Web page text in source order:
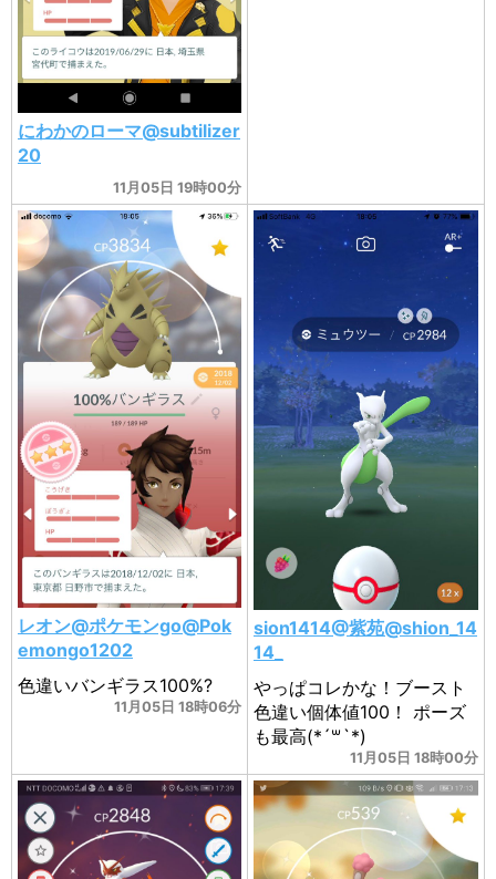
にわかのローマ@subtilizer
20
11月05日 19時00分
レオン@ポケモンgo@Pok
emongo1202
色違いバンギラス100%?
11月05日 18時06分
sion1414@紫苑@shion_14
14_
やっぱコレかな！ブースト
色違い個体値100！ ポーズ
も最高(*´꒳`*)
11月05日 18時00分